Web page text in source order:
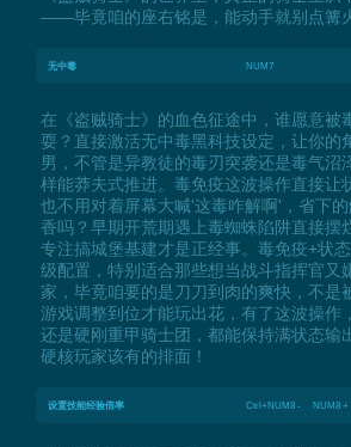
——毕竟咱的座右铭是，能动手就别点篝
无中毒 NUM7
在《盗贼骑士》的血色征途中，谁愿意被
耍？直接激活无中毒黑科技设定，让你的
男，不管是异教徒的毒刃突袭还是毒气沼
样能莽夫式推进。毒免疫这波操作直接让
也不用对着屏幕大喊'这毒咋解啊'，省下
香吗？早期开荒期遇上毒蜘蛛陷阱直接摆
专注搞城堡基建才是正经事。毒免疫+状
级配置，特别适合那些想当战斗指挥官又
家，毕竟咱要的是刀刀到肉的爽快，不是
游戏调整到位才能玩出花，有了这波操作
还是硬刚重甲骑士团，都能保持满状态输
硬核玩家该有的排面！
设置技能经验倍率 Ctrl+NUM8 - NUM8 +